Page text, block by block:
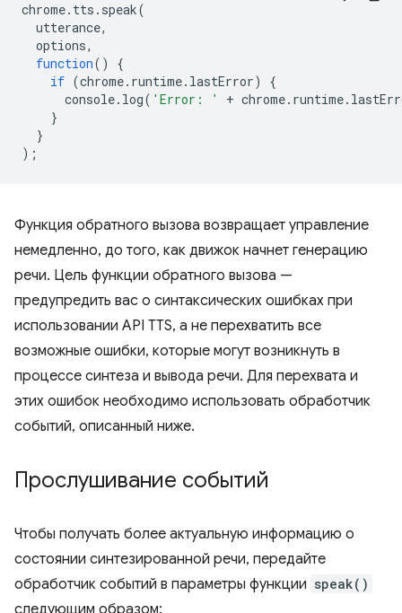
chrome. tts . speak(
utterance,
options,
function()
{
if (chrome. runtime. lastError)
{
console. log( 'Error: ' + chrome. runtime.
}
}
);
Функция обратного вызова возвращает управление
немедленно, до того, как движок начнет генерацию
речи. Цель функции обратного вызова —
предупредить вас о синтаксических ошибках при
использовании API TTS, а не перехватить все
возможные ошибки, которые могут возникнуть в
процессе синтеза и вывода речи. Для перехвата и
этих ошибок необходимо использовать обработчик
событий, описанный ниже.
Прослушивание событий
Чтобы получать более актуальную информацию о
состоянии синтезированной речи, передайте
обработчик событий в параметры функции speak()
следующим образом: